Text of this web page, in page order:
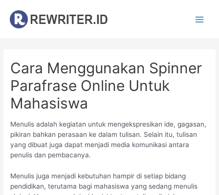
Cara Menggunakan Spinner
Parafrase Online Untuk
Mahasiswa
Menulis adalah kegiatan untuk mengekspresikan ide, gagasan,
pikiran bahkan perasaan ke dalam tulisan. Selain itu, tulisan
yang dibuat juga dapat menjadi media komunikasi antara
penulis dan pembacanya.
Menulis juga menjadi kebutuhan hampir di setiap bidang
pendidikan, terutama bagi mahasiswa yang sedang menulis